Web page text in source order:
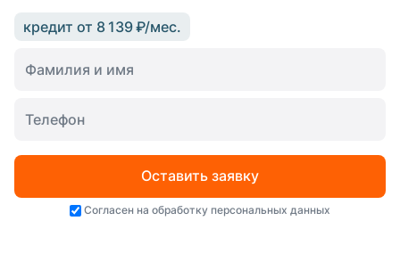
кредит от 8 139 ₽/мес.
Оставить заявку
Согласен на обработку персональных данных